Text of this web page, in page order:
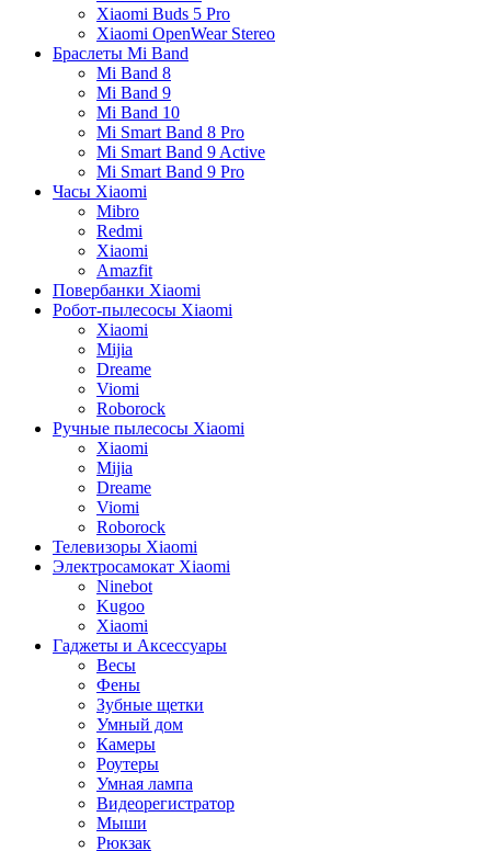
Xiaomi Buds 5 Pro
Xiaomi OpenWear Stereo
Браслеты Mi Band
Mi Band 8
Mi Band 9
Mi Band 10
Mi Smart Band 8 Pro
Mi Smart Band 9 Active
Mi Smart Band 9 Pro
Часы Xiaomi
Mibro
Redmi
Xiaomi
Amazfit
Повербанки Xiaomi
Робот-пылесосы Xiaomi
Xiaomi
Mijia
Dreame
Viomi
Roborock
Ручные пылесосы Xiaomi
Xiaomi
Mijia
Dreame
Viomi
Roborock
Телевизоры Xiaomi
Электросамокат Xiaomi
Ninebot
Kugoo
Xiaomi
Гаджеты и Аксессуары
Весы
Фены
Зубные щетки
Умный дом
Камеры
Роутеры
Умная лампа
Видеорегистратор
Мыши
Рюкзак